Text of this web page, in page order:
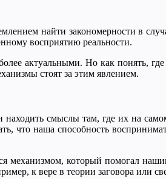
найти закономерности в
восприятию реальности.
актуальными. Но как понять,
стоят за этим явлением.
смыслы там, где их на
что наша способность
механизмом, который помогал
к вере в теории заговора или